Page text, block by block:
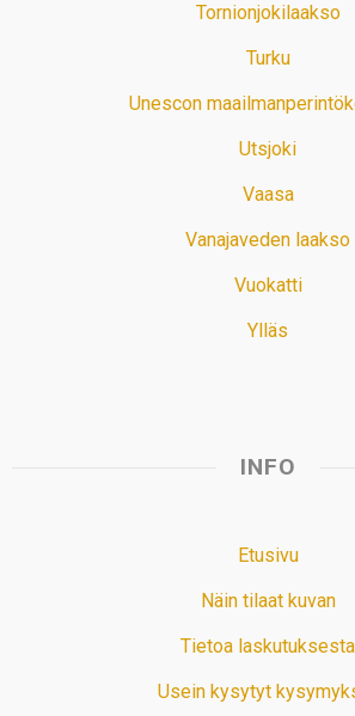
Tornionjokilaakso
Turku
Unescon
Utsjoki
Vaasa
Vanajaveden laakso
Vuokatti
Ylläs
INFO
Etusivu
Näin tilaat kuvan
Tietoa laskutuksesta
Usein kysytyt